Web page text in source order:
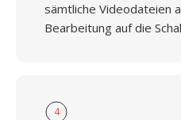
sämtliche Videodateien
Bearbeitung auf die
4